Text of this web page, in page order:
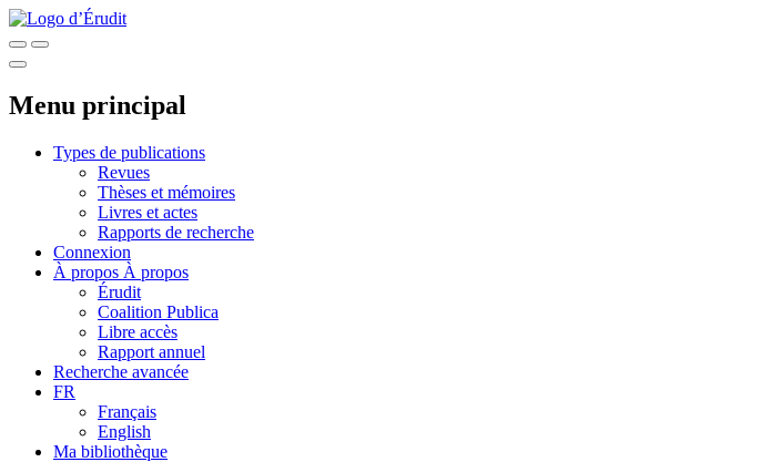
Menu principal
Types de publications
Revues
Thèses et mémoires
Livres et actes
Rapports de recherche
Connexion
À propos À propos
Érudit
Coalition Publica
Libre accès
Rapport annuel
Recherche avancée
FR
Français
English
Ma bibliothèque